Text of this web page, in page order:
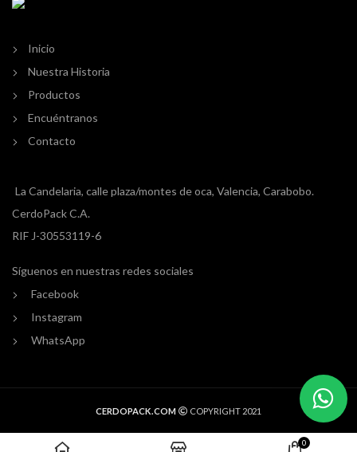
Inicio
Nuestra Historia
Productos
Encuéntranos
Contacto
La Candelaria, calle plaza/montes de oca, Valencia, Carabobo.
CerdoPack C.A.
RIF J-30553119-6
Síguenos en nuestras redes sociales
Facebook
Instagram
WhatsApp
CERDOPACK.COM COPYRIGHT 2021
0